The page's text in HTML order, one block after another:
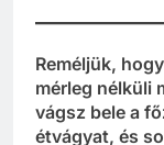
Reméljük,
mérleg nélküli
vágsz bele a
étvágyat, és